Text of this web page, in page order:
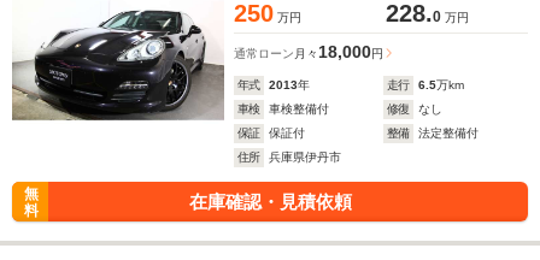
250 万円 228.0 万円
通常ローン 月々 18,000円
年式 2013年 走行 6.5万km
車検
車検整備付 修復
なし
保証
保証付 整備
法定整備付
住所
兵庫県伊丹市
無
料
在庫確認・見積依頼